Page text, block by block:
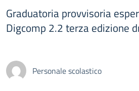
Graduatoria provvisoria
Digcomp 2.2 terza edizione
Personale scolastico